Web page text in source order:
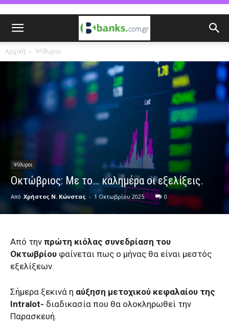
Αρχική Ψίθυροι
Ψίθυροι
Οκτώβριος: Με το… καλημέρα οι εξελίξεις.
Από Χρήστος Ν. Κώνστας - 1 Οκτωβρίου 2025 0
Από την πρώτη κιόλας συνεδρίαση του
Οκτωβρίου φαίνεται πως ο μήνας θα είναι μεστός
εξελίξεων.
Σήμερα ξεκινά η αύξηση μετοχικού κεφαλαίου της
Intralot- διαδικασία που θα ολοκληρωθεί την
Παρασκευή.